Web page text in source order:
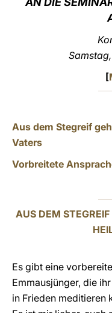
[
Aus dem Stegreif
Vaters
Vorbreitete
AUS DEM
Es gibt eine
Emmausjünger, die
in Frieden meditieren